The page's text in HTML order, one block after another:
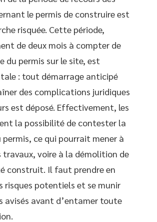
le permis de construire est
risquée. Cette période,
de deux mois à compter de
du permis sur le site, est
: tout démarrage anticipé
des complications juridiques
est déposé. Effectivement, les
la possibilité de contester la
ce qui pourrait mener à
travaux, voire à la démolition de
construit. Il faut prendre en
risques potentiels et se munir
avisés avant d’entamer toute